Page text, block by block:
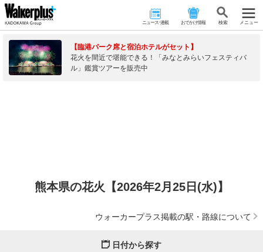
ニュース･連載 おでかけ情報 検 索 メニュー
【臨港パーク席と宿泊ホテルがセット】
花火を間近で堪能できる！「みなとみらいフェスティバ
ル」鑑賞ツアーを販売中
熊本県の花火【2026年2月25日(水)】
ウォーカープラス掲載の駅・路線について
日付から探す